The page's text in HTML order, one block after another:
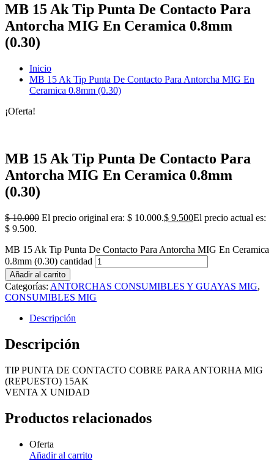
MB 15 Ak Tip Punta De Contacto Para
Antorcha MIG En Ceramica 0.8mm
(0.30)
Inicio
MB 15 Ak Tip Punta De Contacto Para Antorcha MIG En
Ceramica 0.8mm (0.30)
¡Oferta!
MB 15 Ak Tip Punta De Contacto Para
Antorcha MIG En Ceramica 0.8mm
(0.30)
$10.000 El precio original era: $ 10.000.$ 9.500El precio actual es:
$ 9.500.
MB 15 Ak Tip Punta De Contacto Para Antorcha MIG En Ceramica
0.8mm (0.30) cantidad
Añadir al carrito
Categorías: ANTORCHAS CONSUMIBLES Y GUAYAS MIG,
CONSUMIBLES MIG
Descripción
Descripción
TIP PUNTA DE CONTACTO COBRE PARA ANTORHA MIG
(REPUESTO) 15AK
VENTA X UNIDAD
Productos relacionados
Oferta
Añadir al carrito